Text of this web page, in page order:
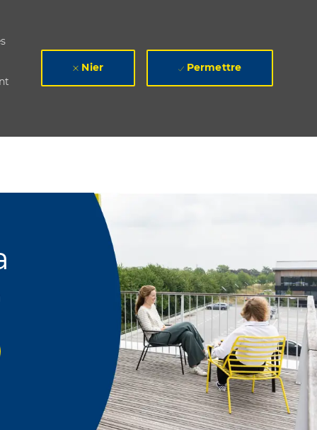
Nier Permettre